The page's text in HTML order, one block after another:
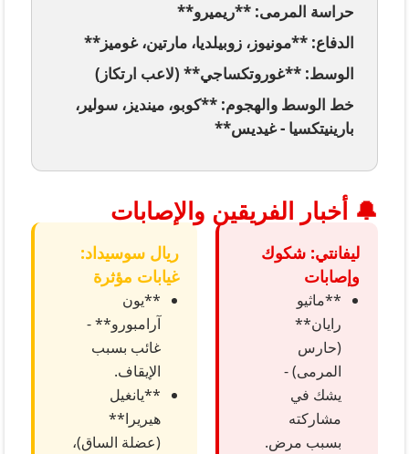
حراسة المرمى: **ريميرو**
الدفاع: **مونيوز، زوبيلديا، مارتين، غوميز**
الوسط: **غوروتكساجي** (لاعب ارتكاز)
خط الوسط والهجوم: **كوبو، مينديز، سولير،
بارينيتكسيا - غيديس**
🔔 أخبار الفريقين والإصابات
ليفانتي: شكوك
وإصابات
**ماثيو
رايان**
(حارس
المرمى) -
يشك في
مشاركته
بسبب مرض.
ريال سوسيداد:
غيابات مؤثرة
**يون
آرامبورو** -
غائب بسبب
الإيقاف.
**يانغيل
هيريرا**
(عضلة الساق)،